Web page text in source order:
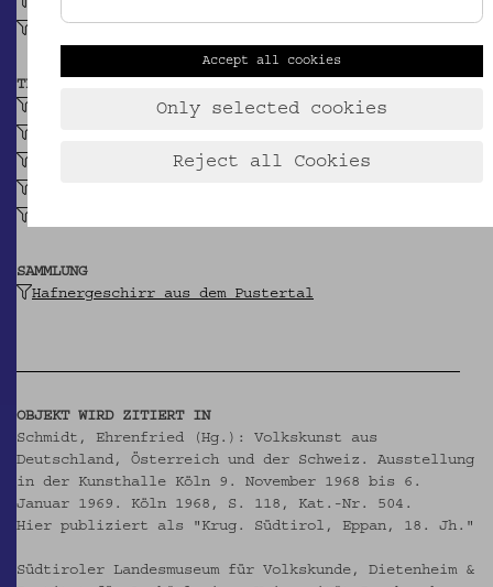
TECHNIK
gedreht (Keramik)
engobiert (Keramik)
SAMMLUNG
Hafnergeschirr aus dem Pustertal
OBJEKT WIRD ZITIERT IN
Schmidt, Ehrenfried (Hg.): Volkskunst aus
Deutschland, Österreich und der Schweiz. Ausstellung
in der Kunsthalle Köln 9. November 1968 bis 6.
Januar 1969. Köln 1968, S. 118, Kat.-Nr. 504.
Hier publiziert als "Krug. Südtirol, Eppan, 18. Jh."
Südtiroler Landesmuseum für Volkskunde, Dietenheim &
Accept all cookies
Only selected cookies
Reject all Cookies